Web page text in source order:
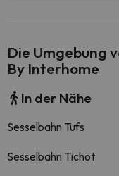
Die Umgebung
By Interhome
In der Nähe
Sesselbahn Tufs
Sesselbahn Tichot